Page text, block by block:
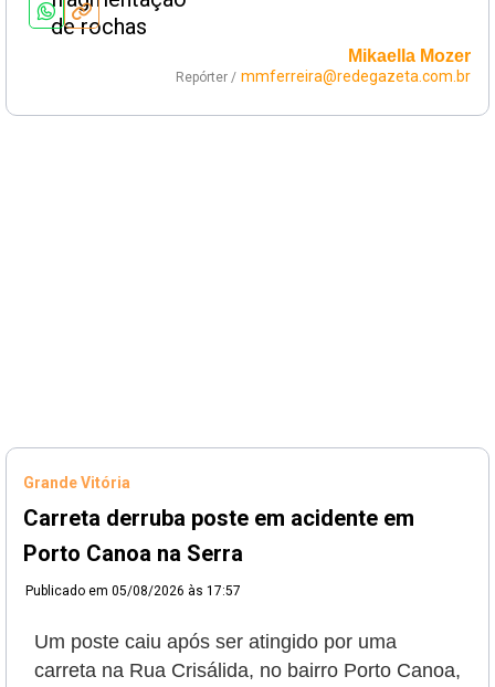
Mikaella Mozer
Repórter / mmferreira@redegazeta.com.br
Grande Vitória
Carreta derruba poste em acidente em
Porto Canoa na Serra
Publicado em 05/08/2026 às 17:57
Um poste caiu após ser atingido por uma
carreta na Rua Crisálida, no bairro Porto Canoa,